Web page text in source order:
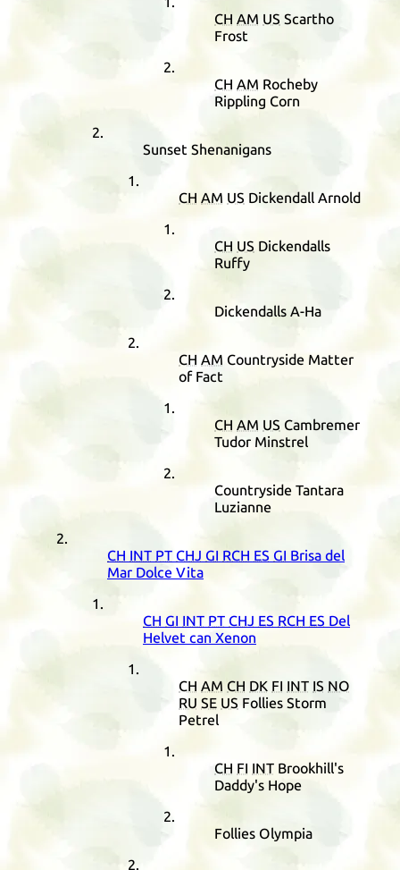
CH AM US Scartho
Frost
CH AM Rocheby
Rippling Corn
Sunset Shenanigans
CH AM US Dickendall Arnold
CH US Dickendalls
Ruffy
Dickendalls A-Ha
CH AM Countryside Matter
of Fact
CH AM US Cambremer
Tudor Minstrel
Countryside Tantara
Luzianne
CH INT PT CHJ GI RCH ES GI Brisa del
Mar Dolce Vita
CH GI INT PT CHJ ES RCH ES Del
Helvet can Xenon
CH AM CH DK FI INT IS NO
RU SE US Follies Storm
Petrel
CH FI INT Brookhill's
Daddy's Hope
Follies Olympia